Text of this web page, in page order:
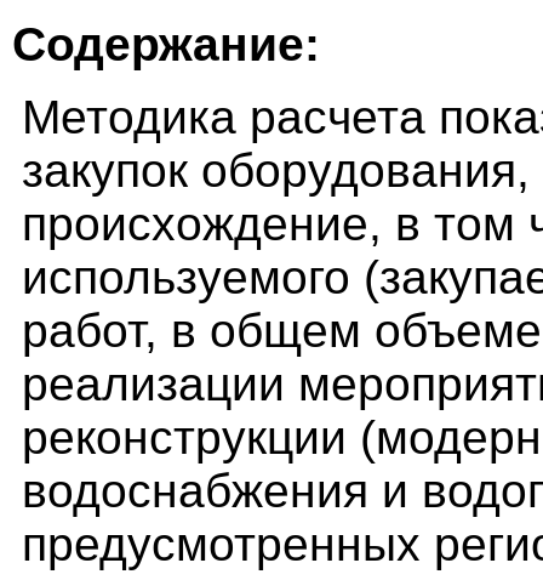
Содержание:
Методика расчета
закупок
происхождение, в том
используемого
работ, в общем
реализации
реконструкции
водоснабжения и
предусмотренных